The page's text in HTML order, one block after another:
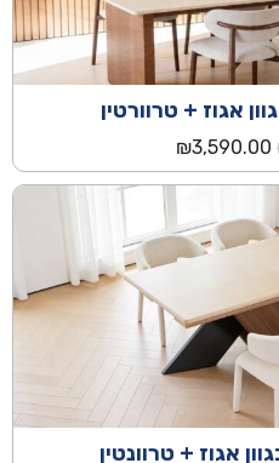
אגוז + טרוורטין
המחיר
המקורי
היה:
₪5,190.00.
₪3,590.00
הנוכחי
הוא:
₪3,590.00.
אגוז + טרוונטין